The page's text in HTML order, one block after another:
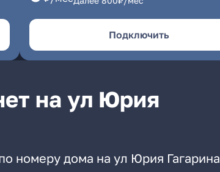
Подключить
на ул Юрия
номеру дома на ул Юрия Гагарина